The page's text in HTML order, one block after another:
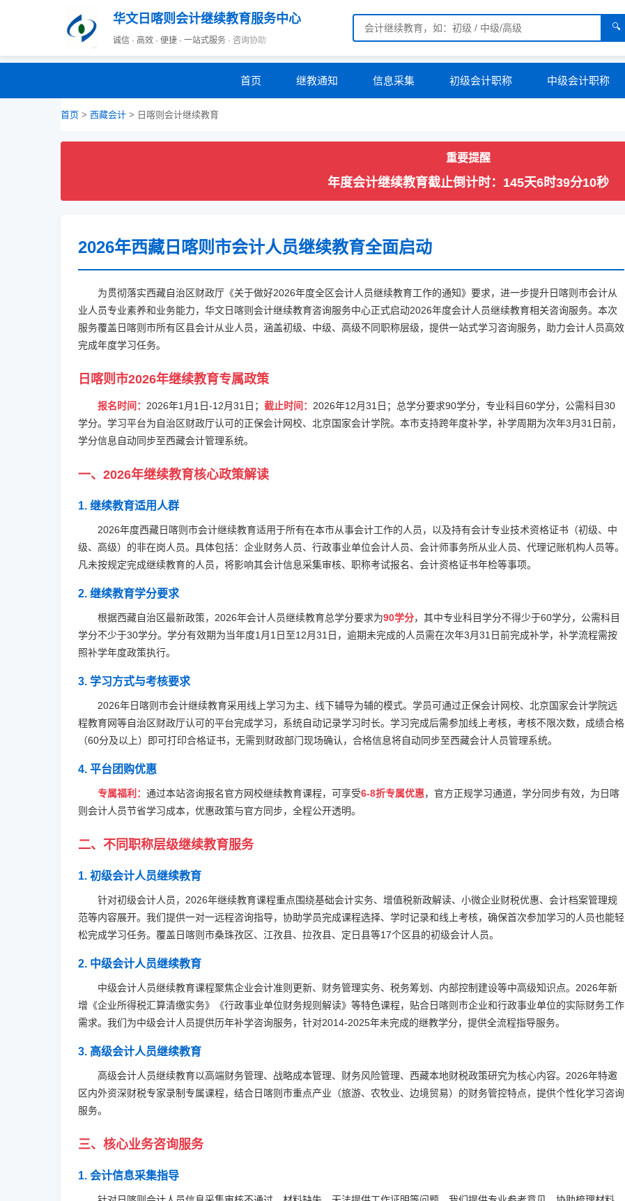
华文日喀则会计继续教育服务中心
诚信 · 高效 · 便捷 · 一站式服务 · 咨询协助
🔍
首页 继教通知 信息采集 初级会计职称 中级会计职称
首页 > 西藏会计 > 日喀则会计继续教育
重要提醒
年度会计继续教育截止倒计时： 145天6时39分10秒
2026年西藏日喀则市会计人员继续教育全面启动
为贯彻落实西藏自治区财政厅《关于做好2026年度全区会计人员继续教育工作的通知》要求，进一步提升日喀则市会计从
业人员专业素养和业务能力，华文日喀则会计继续教育咨询服务中心正式启动2026年度会计人员继续教育相关咨询服务。本次
服务覆盖日喀则市所有区县会计从业人员，涵盖初级、中级、高级不同职称层级，提供一站式学习咨询服务，助力会计人员高效
完成年度学习任务。
日喀则市2026年继续教育专属政策
报名时间： 2026年1月1日-12月31日； 截止时间： 2026年12月31日；总学分要求90学分，专业科目60学分，公需科目30
学分。学习平台为自治区财政厅认可的正保会计网校、北京国家会计学院。本市支持跨年度补学，补学周期为次年3月31日前，
学分信息自动同步至西藏会计管理系统。
一、2026年继续教育核心政策解读
1. 继续教育适用人群
2026年度西藏日喀则市会计继续教育适用于所有在本市从事会计工作的人员，以及持有会计专业技术资格证书（初级、中
级、高级）的非在岗人员。具体包括：企业财务人员、行政事业单位会计人员、会计师事务所从业人员、代理记账机构人员等。
凡未按规定完成继续教育的人员，将影响其会计信息采集审核、职称考试报名、会计资格证书年检等事项。
2. 继续教育学分要求
根据西藏自治区最新政策，2026年会计人员继续教育总学分要求为90学分，其中专业科目学分不得少于60学分，公需科目
学分不少于30学分。学分有效期为当年度1月1日至12月31日，逾期未完成的人员需在次年3月31日前完成补学，补学流程需按
照补学年度政策执行。
3. 学习方式与考核要求
2026年日喀则市会计继续教育采用线上学习为主、线下辅导为辅的模式。学员可通过正保会计网校、北京国家会计学院远
程教育网等自治区财政厅认可的平台完成学习，系统自动记录学习时长。学习完成后需参加线上考核，考核不限次数，成绩合格
（60分及以上）即可打印合格证书，无需到财政部门现场确认，合格信息将自动同步至西藏会计人员管理系统。
4. 平台团购优惠
专属福利： 通过本站咨询报名官方网校继续教育课程，可享受6-8折专属优惠，官方正规学习通道，学分同步有效，为日喀
则会计人员节省学习成本，优惠政策与官方同步，全程公开透明。
二、不同职称层级继续教育服务
1. 初级会计人员继续教育
针对初级会计人员，2026年继续教育课程重点围绕基础会计实务、增值税新政解读、小微企业财税优惠、会计档案管理规
范等内容展开。我们提供一对一远程咨询指导，协助学员完成课程选择、学时记录和线上考核，确保首次参加学习的人员也能轻
松完成学习任务。覆盖日喀则市桑珠孜区、江孜县、拉孜县、定日县等17个区县的初级会计人员。
2. 中级会计人员继续教育
中级会计人员继续教育课程聚焦企业会计准则更新、财务管理实务、税务筹划、内部控制建设等中高级知识点。2026年新
增《企业所得税汇算清缴实务》《行政事业单位财务规则解读》等特色课程，贴合日喀则市企业和行政事业单位的实际财务工作
需求。我们为中级会计人员提供历年补学咨询服务，针对2014-2025年未完成的继教学分，提供全流程指导服务。
3. 高级会计人员继续教育
高级会计人员继续教育以高端财务管理、战略成本管理、财务风险管理、西藏本地财税政策研究为核心内容。2026年特邀
区内外资深财税专家录制专属课程，结合日喀则市重点产业（旅游、农牧业、边境贸易）的财务管控特点，提供个性化学习咨询
服务。
三、核心业务咨询服务
1. 会计信息采集指导